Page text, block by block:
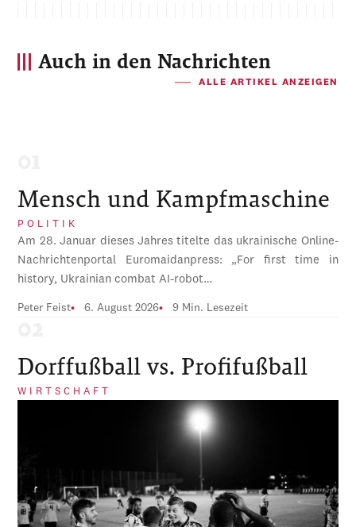
Auch in den Nachrichten
ALLE ARTIKEL ANZEIGEN
Mensch und Kampfmaschine
POLITIK
Am 28. Januar dieses Jahres titelte das ukrainische Online-
Nachrichtenportal Euromaidanpress: „For first time in
history, Ukrainian combat AI-robot…
Peter Feist 6. August 2026 9 Min. Lesezeit
Dorffußball vs. Profifußball
WIRTSCHAFT